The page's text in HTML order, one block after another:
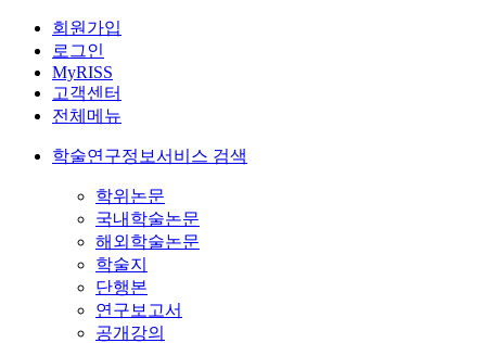
회원가입
로그인
MyRISS
고객센터
전체메뉴
학술연구정보서비스 검색
학위논문
국내학술논문
해외학술논문
학술지
단행본
연구보고서
공개강의